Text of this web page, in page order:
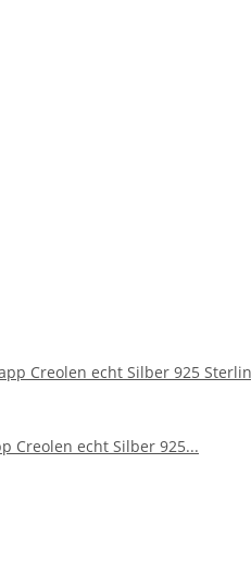
Creolen echt Silber 925